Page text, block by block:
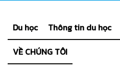
Du học Thông tin du học
VỀ CHÚNG TÔI